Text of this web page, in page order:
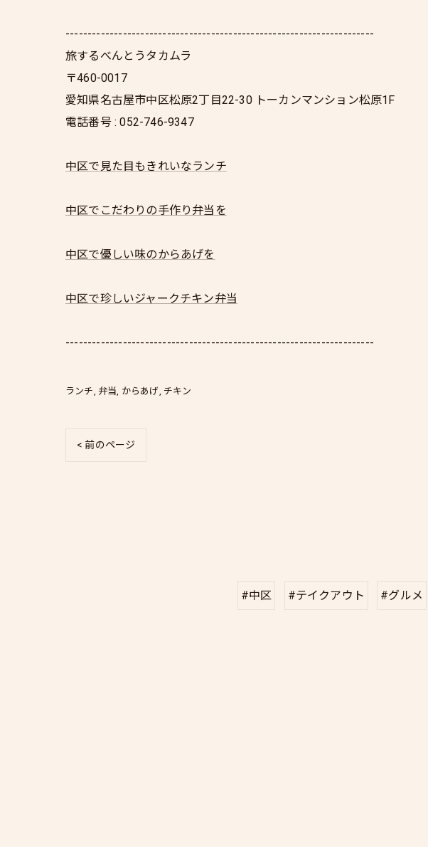
----------------------------------------------------------------------
旅するべんとうタカムラ
〒460-0017
愛知県名古屋市中区松原2丁目22-30 トーカンマンション松原1F
電話番号 : 052-746-9347
中区で見た目もきれいなランチ
中区でこだわりの手作り弁当を
中区で優しい味のからあげを
中区で珍しいジャークチキン弁当
----------------------------------------------------------------------
ランチ 弁当 からあげ チキン
< 前のページ
#中区 #テイクアウト #グルメ